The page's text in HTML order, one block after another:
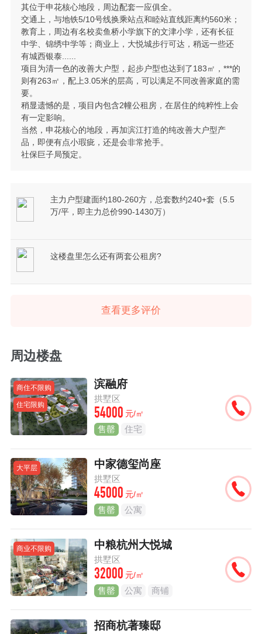
其位于申花核心地段，周边配套一应俱全。
交通上，与地铁5/10号线换乘站点和睦站直线距离约560米；
教育上，周边有名校卖鱼桥小学旗下的文津小学，还有长征
中学、锦绣中学等；商业上，大悦城步行可达，稍远一些还
有城西银泰......
项目为清一色的改善大户型，起步户型也达到了183㎡，***的
则有263㎡，配上3.05米的层高，可以满足不同改善家庭的需
要。
稍显遗憾的是，项目内包含2幢公租房，在居住的纯粹性上会
有一定影响。
当然，申花核心的地段，再加滨江打造的纯改善大户型产
品，即便有点小瑕疵，还是会非常抢手。
社保巨子局预定。
主力户型建面约180-260方，总套数约240+套（5.5
万/平，即主力总价990-1430万）
这楼盘里怎么还有两套公租房?
查看更多评价
周边楼盘
商住不限购
住宅限购
滨融府
拱墅区
54000 元/㎡
售罄 住宅
大平层 中家德玺尚座
拱墅区
45000 元/㎡
售罄 公寓
商业不限购 中粮杭州大悦城
拱墅区
32000 元/㎡
售罄 公寓 商铺
招商杭著臻邸